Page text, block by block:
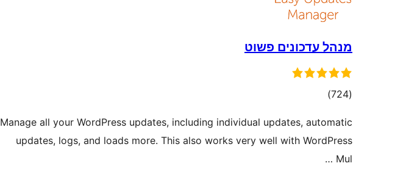
מנהל עדכונים פשוט
(724 דרוגים
)
Manage all your WordPress updates, including individual updates, automatic
updates, logs, and loads more. This also works very well with WordPress
Mul …